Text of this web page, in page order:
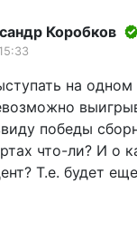
Коробков
на одном
победы
что-ли? И о
Т.е. будет